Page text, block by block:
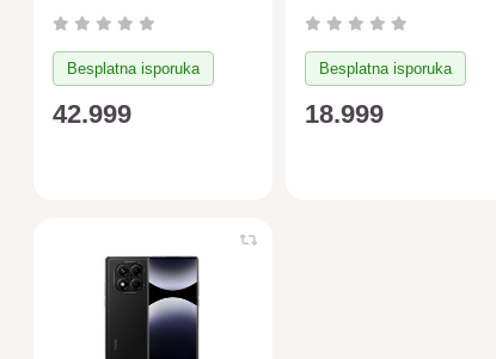
Besplatna isporuka
42.999
Besplatna isporuka
18.999